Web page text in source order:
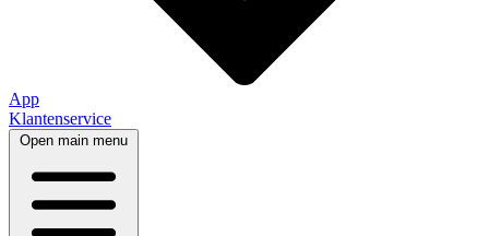
App
Klantenservice
Open main menu